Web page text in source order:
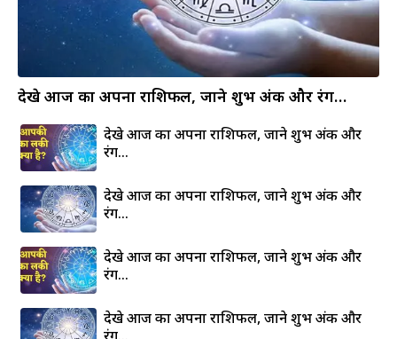
देखे आज का अपना राशिफल, जाने शुभ अंक और रंग…
देखे आज का अपना राशिफल, जाने शुभ अंक और
रंग…
देखे आज का अपना राशिफल, जाने शुभ अंक और
रंग…
देखे आज का अपना राशिफल, जाने शुभ अंक और
रंग…
देखे आज का अपना राशिफल, जाने शुभ अंक और